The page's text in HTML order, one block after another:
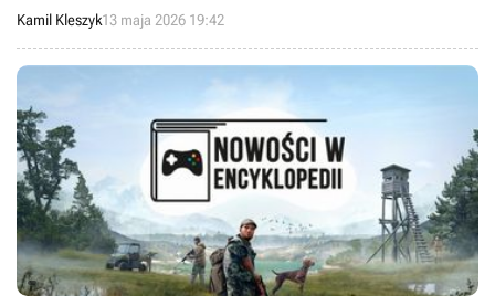
odsłony kultowej serii gier logicznych „najlepszą wiadomością
Kamil Kleszyk13 maja 2026 19:42